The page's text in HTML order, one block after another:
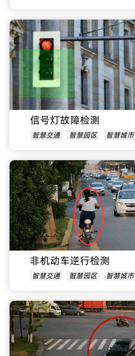
信号灯故障检测
智慧交通 智慧园区 智慧城市
非机动车逆行检测
智慧交通 智慧园区 智慧城市